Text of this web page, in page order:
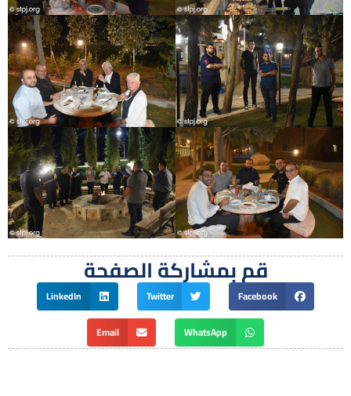
قم بمشاركة الصفحة
Facebook
Twitter
LinkedIn
WhatsApp
Email